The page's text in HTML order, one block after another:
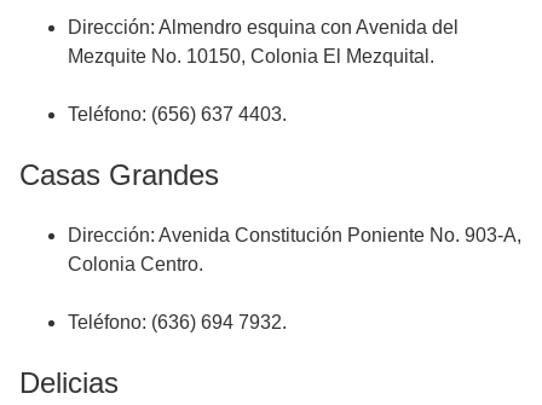
Dirección: Almendro esquina con Avenida del
Mezquite No. 10150, Colonia El Mezquital.
Teléfono: (656) 637 4403.
Casas Grandes
Dirección: Avenida Constitución Poniente No. 903-A,
Colonia Centro.
Teléfono: (636) 694 7932.
Delicias